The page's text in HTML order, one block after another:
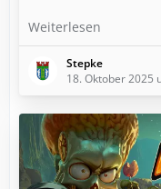
Weiterlesen
Stepke
18. Oktober 2025